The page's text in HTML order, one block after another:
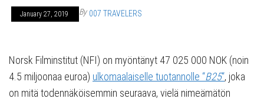
January 27, 2019 By 007 TRAVELERS
Norsk Filminstitut (NFI) on myöntänyt 47 025 000 NOK (noin
4.5 miljoonaa euroa) ulkomaalaiselle tuotannolle “B25“, joka
on mitä todennäköisemmin seuraava, vielä nimeämätön